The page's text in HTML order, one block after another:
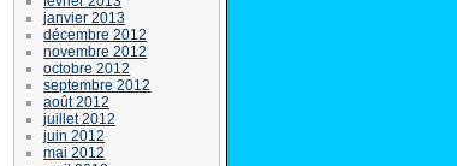
janvier 2013
décembre 2012
novembre 2012
octobre 2012
septembre 2012
août 2012
juillet 2012
juin 2012
mai 2012